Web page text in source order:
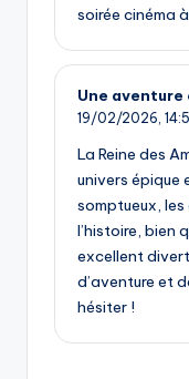
soirée cinéma
Une
19/02/2026,
La Reine des
univers
somptueux,
l’histoire, bien
excellent
d’aventure et
hésiter !